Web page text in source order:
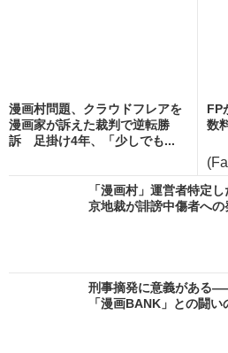
漫画村問題、クラウドフレアを
漫画家が訴えた裁判で逆転勝
訴 足掛け4年、「少しでも...
FP
数
「漫画村」運営者特定
京地裁が誹謗中傷者へ
刑事摘発に意義がある
「漫画BANK」との闘い